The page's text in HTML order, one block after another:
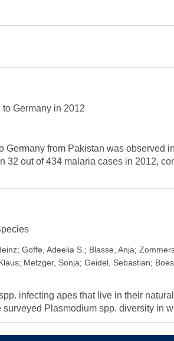
Germany in 2012
from Pakistan was observed
32 out of 434 malaria cases in 2012,
; Goffe, Adeelia S. ; Blasse, Anja;
; Metzger, Sonja; Geidel, Sebastian;
infecting apes that live in their
Plasmodium spp. diversity in